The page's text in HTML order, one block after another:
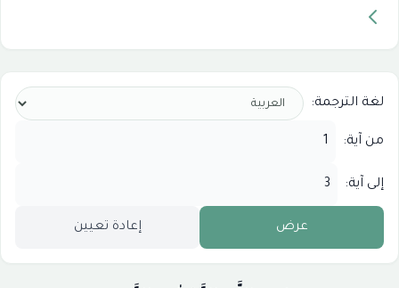
لغة الترجمة:
من آية:
إلى آية:
عرض إعادة تعيين